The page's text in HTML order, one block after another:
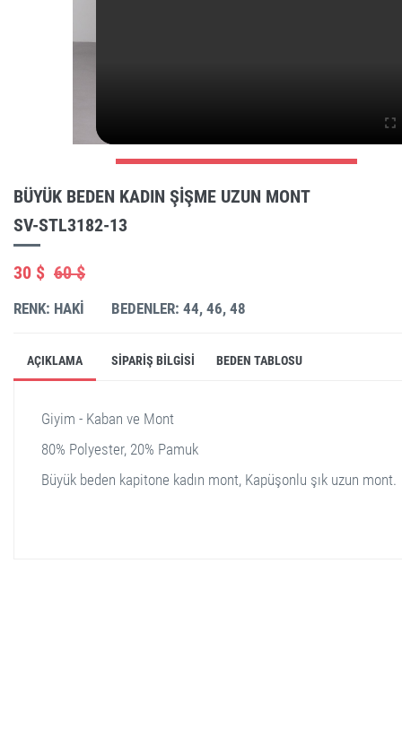
BÜYÜK BEDEN KADIN ŞIŞME UZUN MONT
SV-STL3182-13
30 $ 60 $
RENK: HAKI BEDENLER: 44, 46, 48
AÇIKLAMA SIPARIŞ BILGISI BEDEN TABLOSU
Giyim - Kaban ve Mont
80% Polyester, 20% Pamuk
Büyük beden kapitone kadın mont, Kapüşonlu şık uzun mont.